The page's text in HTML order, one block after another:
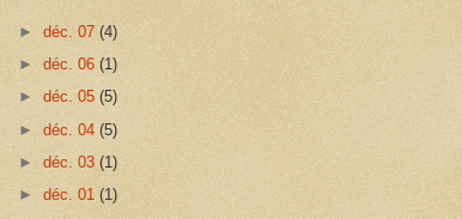
► déc. 07 (4)
► déc. 06 (1)
► déc. 05 (5)
► déc. 04 (5)
► déc. 03 (1)
► déc. 01 (1)